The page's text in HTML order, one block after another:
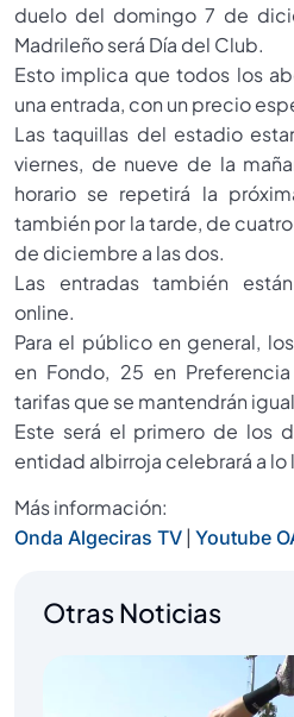
duelo del domingo 7 de
Madrileño será Día del Club.
Esto implica que todos los
una entrada, con un precio
Las taquillas del estadio
viernes, de nueve de la
horario se repetirá la
también por la tarde, de
de diciembre a las dos.
Las entradas también
online.
Para el público en general,
en Fondo, 25 en
tarifas que se mantendrán
Este será el primero de los
entidad albirroja celebrará a
Más información:
Onda Algeciras TV | Youtube
Otras Noticias